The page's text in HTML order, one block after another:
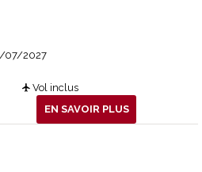
07/2027
Vol inclus
EN SAVOIR PLUS